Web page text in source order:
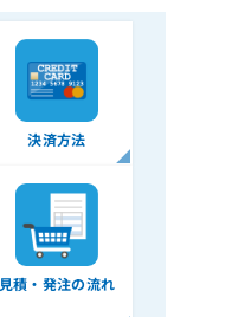
決済方法
見積・発注の流れ